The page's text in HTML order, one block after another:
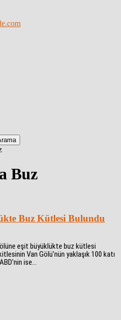
Buz
Buz Kütlesi Bulundu
eşit büyüklükte buz kütlesi
Van Gölü'nün yaklaşık 100 katı
ise...